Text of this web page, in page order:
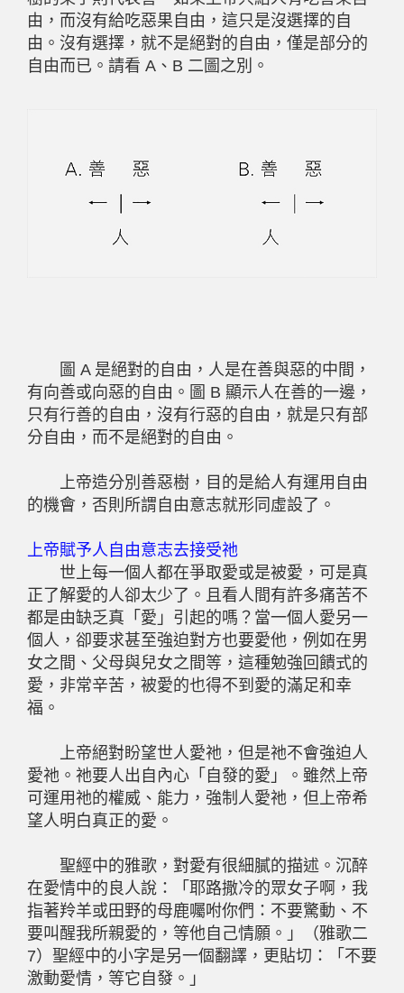
由，而沒有給吃惡果自由，這只是沒選擇的自
由。沒有選擇，就不是絕對的自由，僅是部分的
自由而已。請看 A、B 二圖之別。
圖 A 是絕對的自由，人是在善與惡的中間，
有向善或向惡的自由。圖 B 顯示人在善的一邊，
只有行善的自由，沒有行惡的自由，就是只有部
分自由，而不是絕對的自由。
上帝造分別善惡樹，目的是給人有運用自由
的機會，否則所謂自由意志就形同虛設了。
上帝賦予人自由意志去接受祂
世上每一個人都在爭取愛或是被愛，可是真
正了解愛的人卻太少了。且看人間有許多痛苦不
都是由缺乏真「愛」引起的嗎？當一個人愛另一
個人，卻要求甚至強迫對方也要愛他，例如在男
女之間、父母與兒女之間等，這種勉強回饋式的
愛，非常辛苦，被愛的也得不到愛的滿足和幸
福。
上帝絕對盼望世人愛祂，但是祂不會強迫人
愛祂。祂要人出自內心「自發的愛」。雖然上帝
可運用祂的權威、能力，強制人愛祂，但上帝希
望人明白真正的愛。
聖經中的雅歌，對愛有很細膩的描述。沉醉
在愛情中的良人說：「耶路撒冷的眾女子啊，我
指著羚羊或田野的母鹿囑咐你們：不要驚動、不
要叫醒我所親愛的，等他自己情願。」（雅歌二
7）聖經中的小字是另一個翻譯，更貼切：「不要
激動愛情，等它自發。」